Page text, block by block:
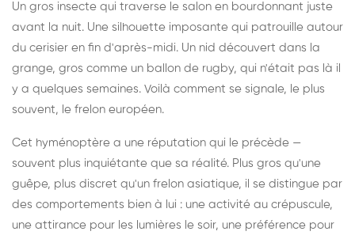
Un gros insecte qui traverse le salon en bourdonnant juste
avant la nuit. Une silhouette imposante qui patrouille autour
du cerisier en fin d'après-midi. Un nid découvert dans la
grange, gros comme un ballon de rugby, qui n'était pas là il
y a quelques semaines. Voilà comment se signale, le plus
souvent, le frelon européen.
Cet hyménoptère a une réputation qui le précède —
souvent plus inquiétante que sa réalité. Plus gros qu'une
guêpe, plus discret qu'un frelon asiatique, il se distingue par
des comportements bien à lui : une activité au crépuscule,
une attirance pour les lumières le soir, une préférence pour